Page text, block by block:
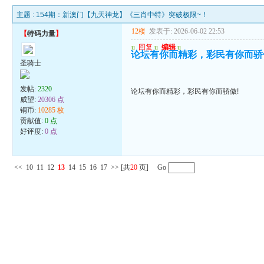
主题 : 154期：新澳门【九天神龙】《三肖中特》突破极限~！
【特码力量】
圣骑士
发帖:2320
威望:20306 点
铜币: 10285 枚
贡献值:0 点
好评度:0 点
12楼 发表于: 2026-06-02 22:53
u 回复 u 编辑 u
论坛有你而精彩，彩民有你而
论坛有你而精彩，彩民有你而骄傲!
<< 10 11 12 13 14 15 16 17 >> [共20 页] Go